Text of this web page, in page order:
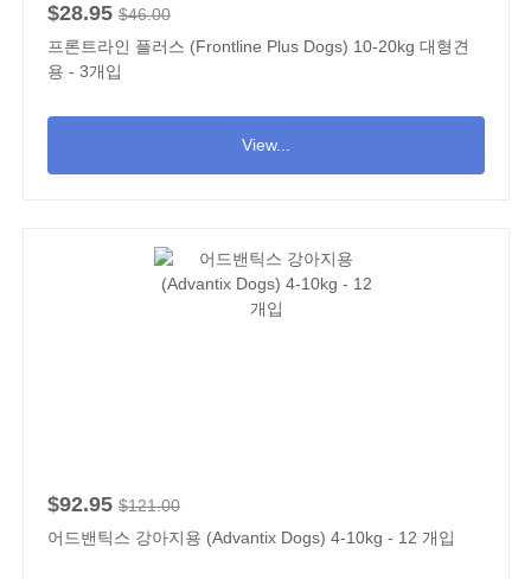
$28.95 $46.00
프론트라인 플러스 (Frontline Plus Dogs) 10-20kg 대형견
용 - 3개입
View...
$92.95 $121.00
어드밴틱스 강아지용 (Advantix Dogs) 4-10kg - 12 개입